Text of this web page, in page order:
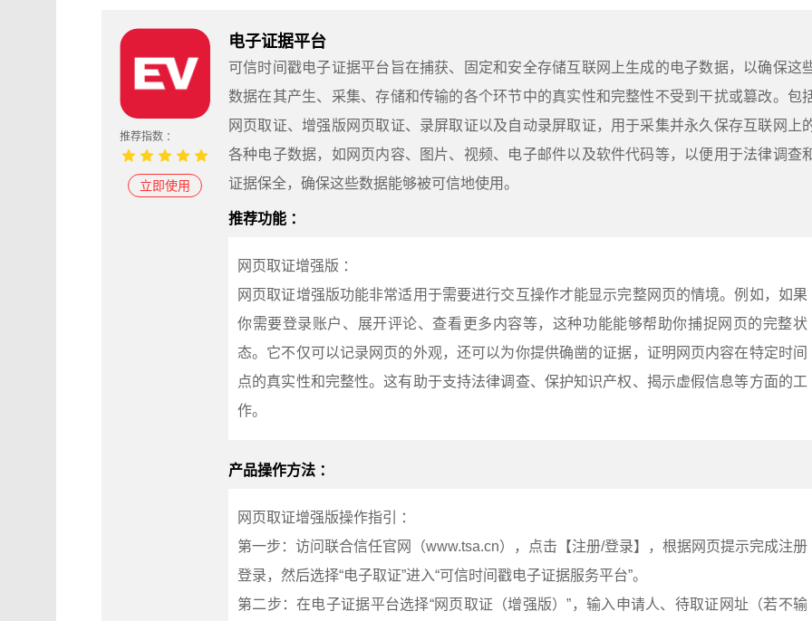
推荐指数 ：
立即使用
电子证据平台
可信时间戳电子证据平台旨在捕获、固定和安全存储互联网上生成的电子数据，以确保这
数据在其产生、采集、存储和传输的各个环节中的真实性和完整性不受到干扰或篡改。包
网页取证、增强版网页取证、录屏取证以及自动录屏取证，用于采集并永久保存互联网上
各种电子数据，如网页内容、图片、视频、电子邮件以及软件代码等，以便用于法律调查
证据保全，确保这些数据能够被可信地使用。
推荐功能 ：
网页取证增强版 ：
网页取证增强版功能非常适用于需要进行交互操作才能显示完整网页的情境。例如，如果
你需要登录账户、展开评论、查看更多内容等，这种功能能够帮助你捕捉网页的完整状
态。它不仅可以记录网页的外观，还可以为你提供确凿的证据，证明网页内容在特定时间
点的真实性和完整性。这有助于支持法律调查、保护知识产权、揭示虚假信息等方面的工
作。
产品操作方法 ：
网页取证增强版操作指引 ：
第一步：访问联合信任官网（www.tsa.cn），点击【注册/登录】，根据网页提示完成注册
登录，然后选择“电子取证”进入“可信时间戳电子证据服务平台”。
第二步：在电子证据平台选择“网页取证（增强版）”，输入申请人、待取证网址（若不输